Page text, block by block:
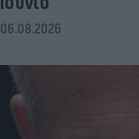
06.08.2026